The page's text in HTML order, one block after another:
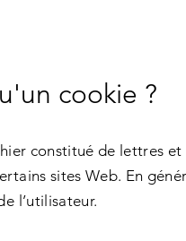
cookie ?
constitué de lettres
sites Web. En
l’utilisateur.